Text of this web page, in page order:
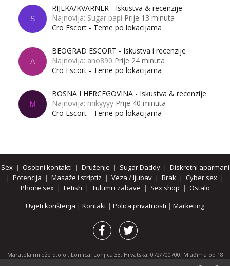
S
RIJEKA/KVARNER - Iskustva & recenzije
Najnovija: Sugar papi Prije 13 minuta
Cro Escort - Teme po lokacijama
A
BEOGRAD ESCORT - Iskustva i recenzije
Najnovija: ano890 Prije 24 minuta
Cro Escort - Teme po lokacijama
M
BOSNA I HERCEGOVINA - Iskustva & recenzije
Najnovija: mikyyyy Prije 40 minuta
Cro Escort - Teme po lokacijama
Sex| Osobni kontakti | Druženje | Sugar Daddy| Diskretni aparmani
| Potencija | Masaže i striptiz | Veza / ljubav | Brak | Cyber sex |
Phone sex| Fetish | Tulumi i zabave | Sex shop | Ostalo
Uvjeti korištenja | Kontakt | Polica privatnosti | Marketing
Maratela mreže d.o.o., Lonjica, Lonjica 33, Hrvatska, 072/700700, Mlađima od 18